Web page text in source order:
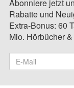
Abonniere jetzt
Rabatte und
Extra-Bonus: 60
Mio. Hörbücher